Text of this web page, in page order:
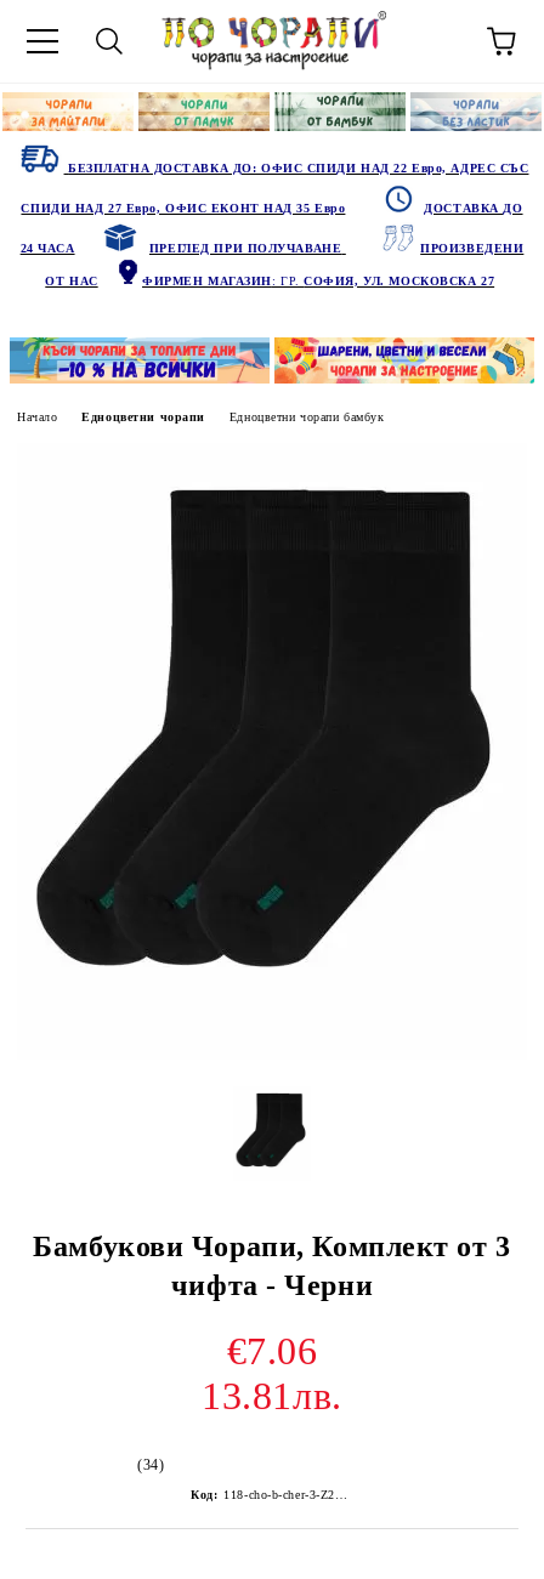
БЕЗПЛАТНА ДОСТАВКА ДО: ОФИС СПИДИ НАД 22 Евро, АДРЕС СЪС
СПИДИ НАД 27 Евро, ОФИС ЕКОНТ НАД 35 Евро ДОСТАВКА ДО
24 ЧАСА ПРЕГЛЕД ПРИ ПОЛУЧАВАНЕ ПРОИЗВЕДЕНИ
ОТ НАС ФИРМЕН МАГАЗИН: ГР.СОФИЯ, УЛ. МОСКОВСКА 27
Начало Едноцветни чорапи Едноцветни чорапи бамбук
Бамбукови Чорапи, Комплект от 3
чифта - Черни
€7.06
13.81лв.
(34)
Код: 118-cho-b-cher-3-Z255Z-